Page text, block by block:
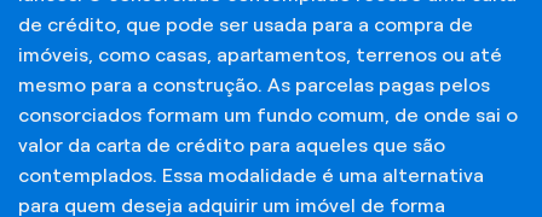
de crédito, que pode ser usada para a compra de
imóveis, como casas, apartamentos, terrenos ou até
mesmo para a construção. As parcelas pagas pelos
consorciados formam um fundo comum, de onde sai o
valor da carta de crédito para aqueles que são
contemplados. Essa modalidade é uma alternativa
para quem deseja adquirir um imóvel de forma